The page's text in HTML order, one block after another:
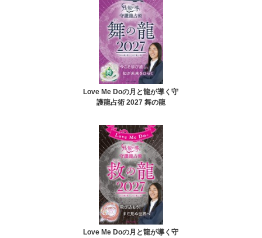
Love Me Doの月と龍が導く守
護龍占術 2027 舞の龍
Love Me Doの月と龍が導く守